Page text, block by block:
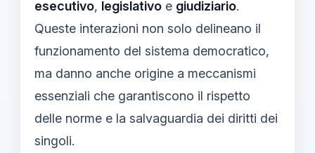
esecutivo, legislativo e giudiziario.
Queste interazioni non solo delineano il
funzionamento del sistema democratico,
ma danno anche origine a meccanismi
essenziali che garantiscono il rispetto
delle norme e la salvaguardia dei diritti dei
singoli.